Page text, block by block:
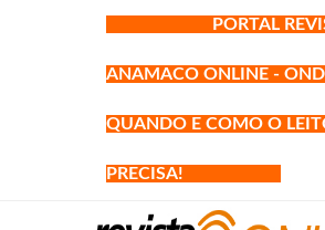
PORTAL
ANAMACO ONLINE -
QUANDO E COMO O
PRECISA!